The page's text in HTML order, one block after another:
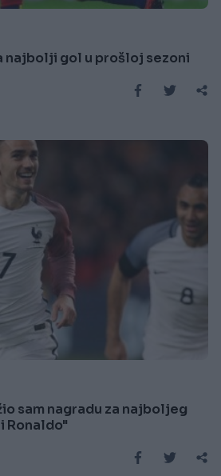
najbolji gol u prošloj sezoni
sam nagradu za najboljeg
Ronaldo"